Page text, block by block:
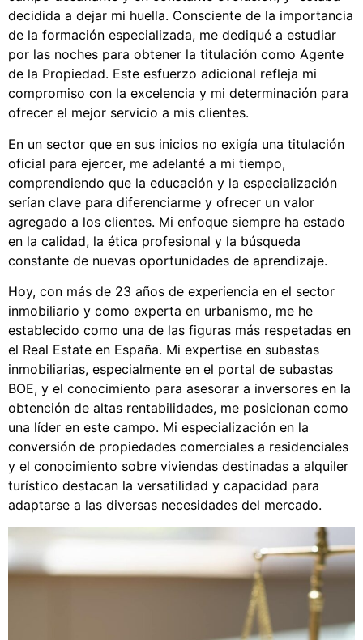
decidida a dejar mi huella. Consciente de la importancia
de la formación especializada, me dediqué a estudiar
por las noches para obtener la titulación como Agente
de la Propiedad. Este esfuerzo adicional refleja mi
compromiso con la excelencia y mi determinación para
ofrecer el mejor servicio a mis clientes.
En un sector que en sus inicios no exigía una titulación
oficial para ejercer, me adelanté a mi tiempo,
comprendiendo que la educación y la especialización
serían clave para diferenciarme y ofrecer un valor
agregado a los clientes. Mi enfoque siempre ha estado
en la calidad, la ética profesional y la búsqueda
constante de nuevas oportunidades de aprendizaje.
Hoy, con más de 23 años de experiencia en el sector
inmobiliario y como experta en urbanismo, me he
establecido como una de las figuras más respetadas en
el Real Estate en España. Mi expertise en subastas
inmobiliarias, especialmente en el portal de subastas
BOE, y el conocimiento para asesorar a inversores en la
obtención de altas rentabilidades, me posicionan como
una líder en este campo. Mi especialización en la
conversión de propiedades comerciales a residenciales
y el conocimiento sobre viviendas destinadas a alquiler
turístico destacan la versatilidad y capacidad para
adaptarse a las diversas necesidades del mercado.